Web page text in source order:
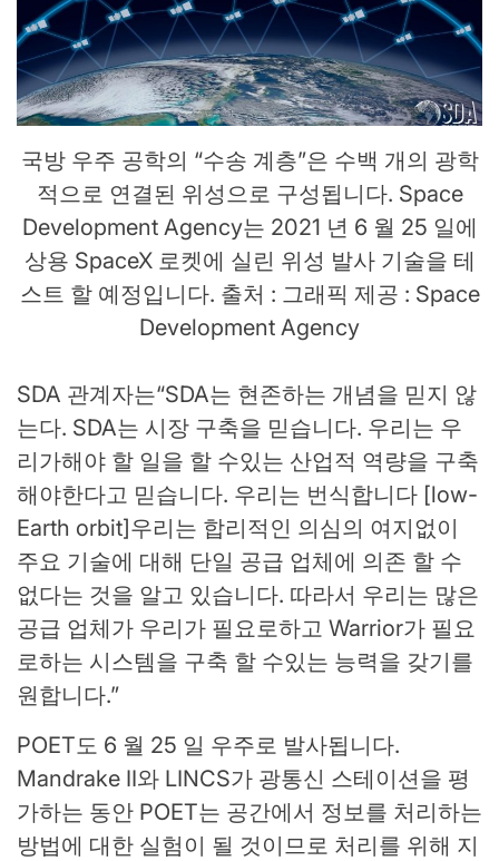
국방 우주 공학의 “수송 계층”은 수백 개의 광학
적으로 연결된 위성으로 구성됩니다. Space
Development Agency는 2021 년 6 월 25 일에
상용 SpaceX 로켓에 실린 위성 발사 기술을 테
스트 할 예정입니다. 출처 : 그래픽 제공 : Space
Development Agency
SDA 관계자는“SDA는 현존하는 개념을 믿지 않
는다. SDA는 시장 구축을 믿습니다. 우리는 우
리가해야 할 일을 할 수있는 산업적 역량을 구축
해야한다고 믿습니다. 우리는 번식합니다 [low-
Earth orbit]우리는 합리적인 의심의 여지없이
주요 기술에 대해 단일 공급 업체에 의존 할 수
없다는 것을 알고 있습니다. 따라서 우리는 많은
공급 업체가 우리가 필요로하고 Warrior가 필요
로하는 시스템을 구축 할 수있는 능력을 갖기를
원합니다.”
POET도 6 월 25 일 우주로 발사됩니다.
Mandrake II와 LINCS가 광통신 스테이션을 평
가하는 동안 POET는 공간에서 정보를 처리하는
방법에 대한 실험이 될 것이므로 처리를 위해 지